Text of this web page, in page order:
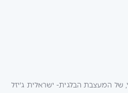
של המעצבת הבלגית- ישראלית ג'יזל